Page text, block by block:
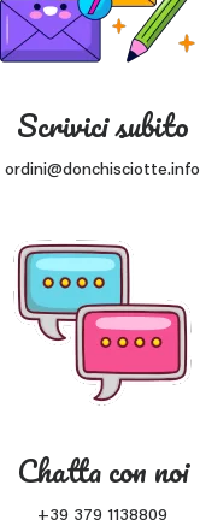
Scrivici subito
ordini@donchisciotte.info
Chatta con noi
+39 379 1138809